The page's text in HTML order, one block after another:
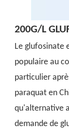
200G/L
Le glufosinate
populaire au
particulier
paraquat en
qu'alternative
demande de